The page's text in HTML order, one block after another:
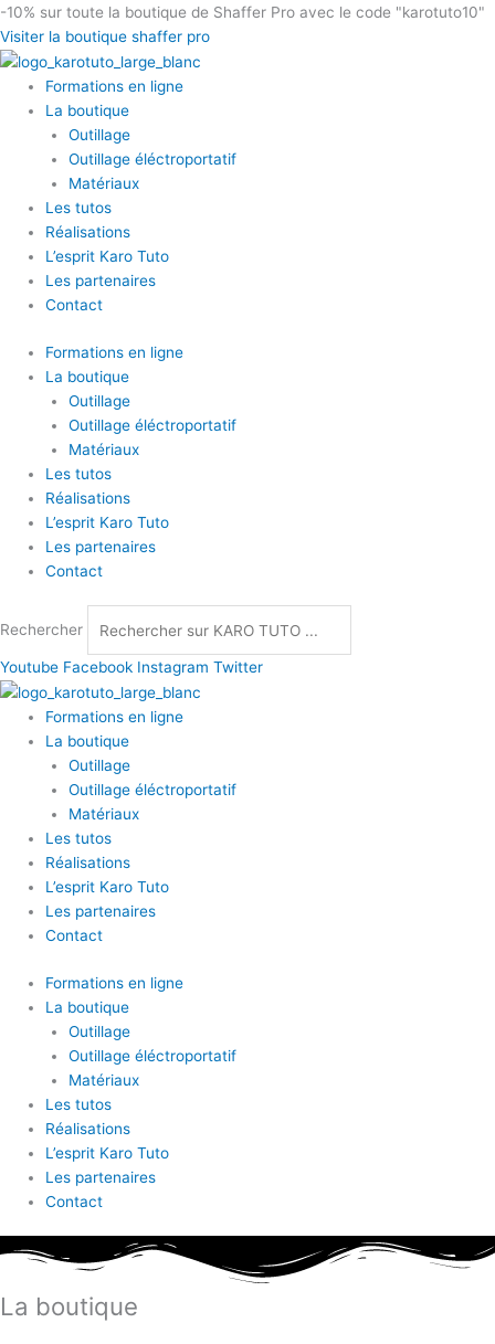
Aller
au
contenu
-10% sur toute la boutique de Shaffer Pro avec le code "karotuto10"
Visiter la boutique shaffer pro
Formations en ligne
La boutique
Outillage
Outillage éléctroportatif
Matériaux
Les tutos
Réalisations
L’esprit Karo Tuto
Les partenaires
Contact
Formations en ligne
La boutique
Outillage
Outillage éléctroportatif
Matériaux
Les tutos
Réalisations
L’esprit Karo Tuto
Les partenaires
Contact
Rechercher
Youtube Facebook Instagram Twitter
Formations en ligne
La boutique
Outillage
Outillage éléctroportatif
Matériaux
Les tutos
Réalisations
L’esprit Karo Tuto
Les partenaires
Contact
Formations en ligne
La boutique
Outillage
Outillage éléctroportatif
Matériaux
Les tutos
Réalisations
L’esprit Karo Tuto
Les partenaires
Contact
La boutique